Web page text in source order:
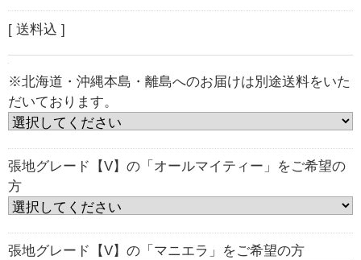
[ 送料込 ]
※北海道・沖縄本島・離島へのお届けは別途送料をいた
だいております。
張地グレード【V】の「オールマイティー」をご希望の
方
張地グレード【V】の「マニエラ」をご希望の方